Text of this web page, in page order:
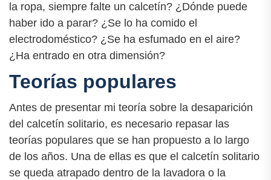
la ropa, siempre falte un calcetín? ¿Dónde puede
haber ido a parar? ¿Se lo ha comido el
electrodoméstico? ¿Se ha esfumado en el aire?
¿Ha entrado en otra dimensión?
Teorías populares
Antes de presentar mi teoría sobre la desaparición
del calcetín solitario, es necesario repasar las
teorías populares que se han propuesto a lo largo
de los años. Una de ellas es que el calcetín solitario
se queda atrapado dentro de la lavadora o la